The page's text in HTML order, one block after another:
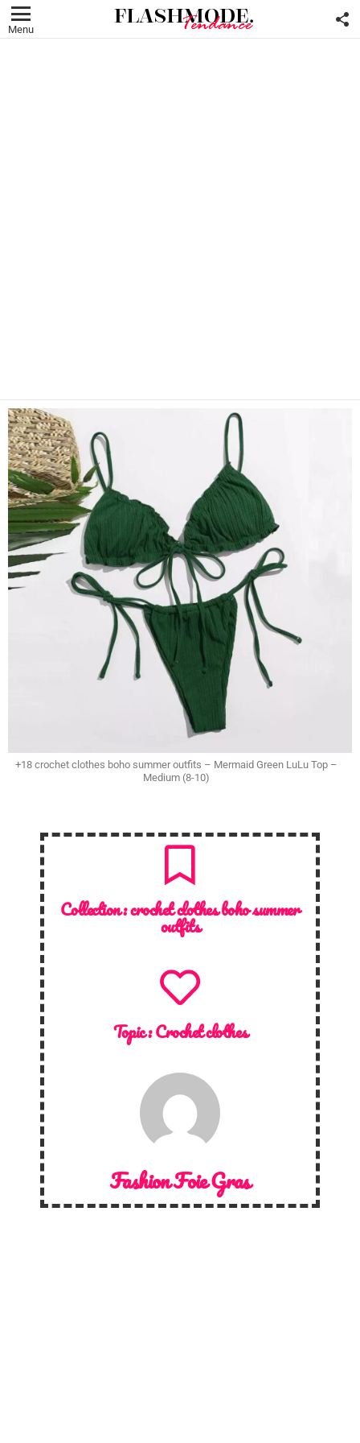
Menu
+18 crochet clothes boho summer outfits – Mermaid Green LuLu Top –
Medium (8-10)
Collection :crochet clothes boho summer
outfits
Topic :Crochet clothes
Fashion Foie Gras